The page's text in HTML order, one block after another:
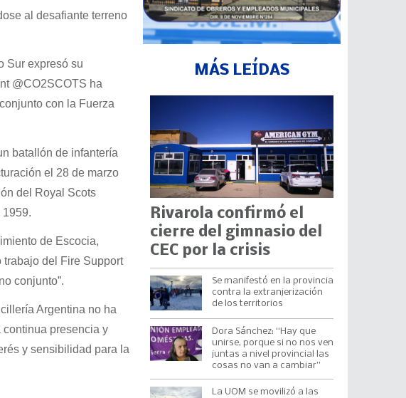
al desafiante terreno
Sur expresó su
@CO2SCOTS ha
con la Fuerza
batallón de infantería
el 28 de marzo
del Royal Scots
de Escocia,
trabajo del Fire Support
conjunto”.
Argentina no ha
presencia y
y sensibilidad para la
MÁS LEÍDAS
Rivarola confirmó el
cierre del gimnasio del
CEC por la crisis
Se manifestó en la provincia
contra la extranjerización
de los territorios
Dora Sánchez: “Hay que
unirse, porque si no nos ven
juntas a nivel provincial las
cosas no van a cambiar”
La UOM se movilizó a las